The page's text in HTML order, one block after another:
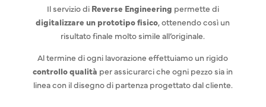
Il servizio diReverse Engineering permette di
digitalizzare un prototipo fisico, ottenendo così un
risultato finale molto simile all’originale.
Al termine di ogni lavorazione effettuiamo un rigido
controllo qualità per assicurarci che ogni pezzo sia in
linea con il disegno di partenza progettato dal cliente.